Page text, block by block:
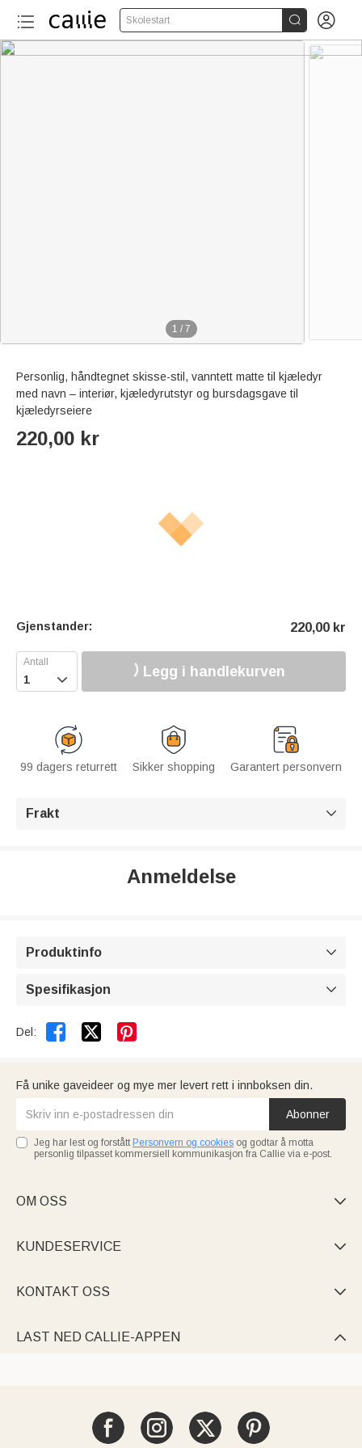
Skolestart  
1 / 7
Personlig, håndtegnet skisse-stil, vanntett matte til kjæledyr
med navn – interiør, kjæledyrutstyr og bursdagsgave til
kjæledyrseiere
220,00 kr
Gjenstander: 220,00 kr
 Legg i handlekurven
99 dagers returrett Sikker shopping Garantert personvern
Frakt 
Anmeldelse
Produktinfo 
Spesifikasjon 
Del:  
Få unike gaveideer og mye mer levert rett i innboksen din.
Abonner
Jeg har lest og forstått Personvern og cookies og godtar å motta
personlig tilpasset kommersiell kommunikasjon fra Callie via e-post.
OM OSS 
KUNDESERVICE 
KONTAKT OSS 
LAST NED CALLIE-APPEN 